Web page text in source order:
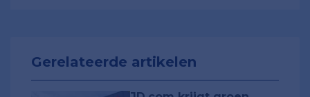
Gerelateerde artikelen